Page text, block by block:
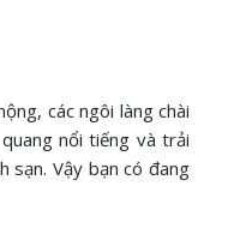
các ngôi làng chài
nổi tiếng và trải
sạn. Vậy bạn có đang